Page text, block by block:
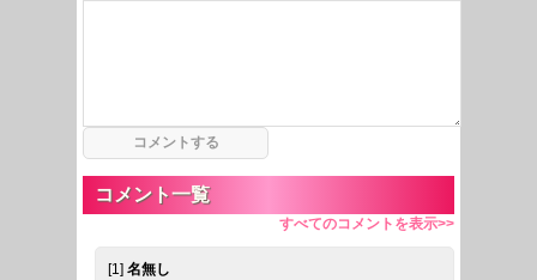
コメント一覧
すべてのコメントを表示>>
[1] 名無し